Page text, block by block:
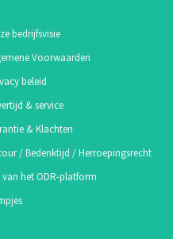
bedrijfsvisie
Voorwaarden
beleid
& service
& Klachten
/ Bedenktijd / Herroepingsrecht
van het ODR-platform